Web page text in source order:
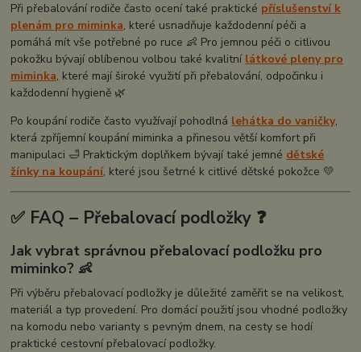
Při přebalování rodiče často ocení také praktické příslušenství k
plenám pro miminka, které usnadňuje každodenní péči a
pomáhá mít vše potřebné po ruce 👶 Pro jemnou péči o citlivou
pokožku bývají oblíbenou volbou také kvalitní látkové pleny pro
miminka, které mají široké využití při přebalování, odpočinku i
každodenní hygieně 🌿
Po koupání rodiče často využívají pohodlná lehátka do vaničky,
která zpříjemní koupání miminka a přinesou větší komfort při
manipulaci 🛁 Praktickým doplňkem bývají také jemné dětské
žínky na koupání, které jsou šetrné k citlivé dětské pokožce 💛
✅ FAQ – Přebalovací podložky ❓
Jak vybrat správnou přebalovací podložku pro
miminko? 👶
Při výběru přebalovací podložky je důležité zaměřit se na velikost,
materiál a typ provedení. Pro domácí použití jsou vhodné podložky
na komodu nebo varianty s pevným dnem, na cesty se hodí
praktické cestovní přebalovací podložky.